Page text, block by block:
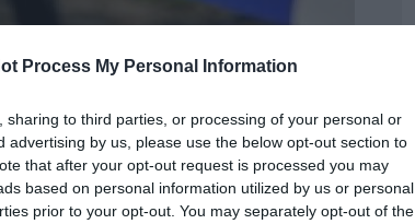
Process My Personal Information
sharing to third parties, or processing of your personal or
advertising by us, please use the below opt-out section to
that after your opt-out request is processed you may
based on personal information utilized by us or personal
prior to your opt-out. You may separately opt-out of the
i okolic prowadzono poszukiwania zaginionej Marty